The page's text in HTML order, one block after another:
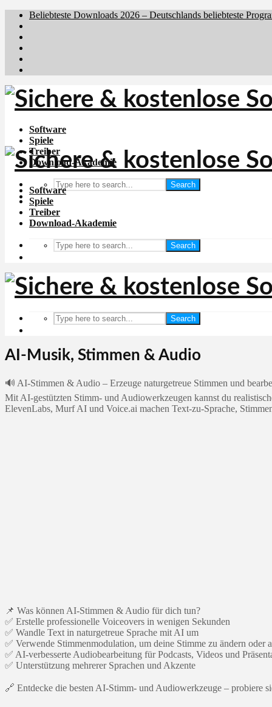
Beliebteste Downloads 2026 – Deutschlands beliebteste
Software
Spiele
Treiber
Download-Akademie
Search
Software
Spiele
Treiber
Download-Akademie
Search
Search
AI-Musik, Stimmen & Audio
🔊 AI-Stimmen & Audio – Erzeuge naturgetreue Stimmen und
Mit AI-gestützten Stimm- und Audiowerkzeugen kannst du
ElevenLabs, Murf AI und Voice.ai machen Text-zu-Sprache,
📌 Was können AI-Stimmen & Audio für dich tun?
✅ Erstelle professionelle Voiceovers in wenigen Sekunden
✅ Wandle Text in naturgetreue Sprache mit AI um
✅ Verwende Stimmenmodulation, um deine Stimme zu ändern oder
✅ AI-verbesserte Audiobearbeitung für Podcasts, Videos und
✅ Unterstützung mehrerer Sprachen und Akzente
🔗 Entdecke die besten AI-Stimm- und Audiowerkzeuge – probiere